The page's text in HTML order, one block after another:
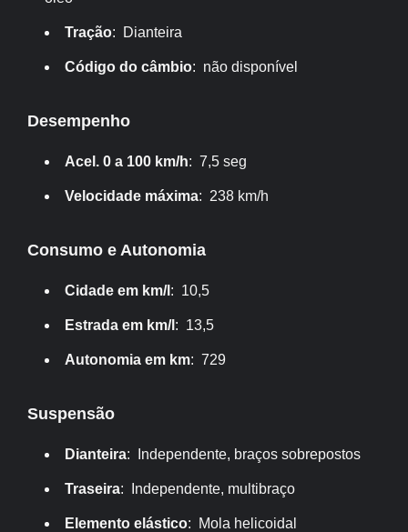
Tração: Dianteira
Código do câmbio: não disponível
Desempenho
Acel. 0 a 100 km/h: 7,5 seg
Velocidade máxima: 238 km/h
Consumo e Autonomia
Cidade em km/l : 10,5
Estrada em km/l : 13,5
Autonomia em km: 729
Suspensão
Dianteira: Independente, braços sobrepostos
Traseira: Independente, multibraço
Elemento elástico: Mola helicoidal